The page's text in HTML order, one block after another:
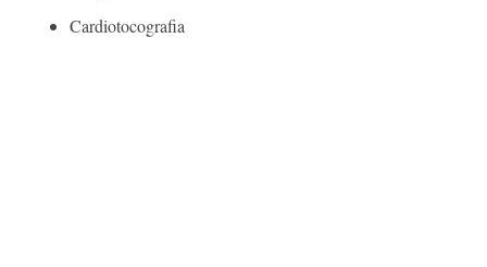
Cardiotocografia